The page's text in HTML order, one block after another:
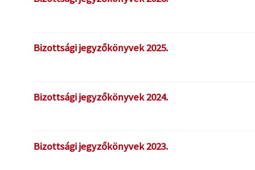
Bizottsági jegyzőkönyvek 2025.
Bizottsági jegyzőkönyvek 2024.
Bizottsági jegyzőkönyvek 2023.